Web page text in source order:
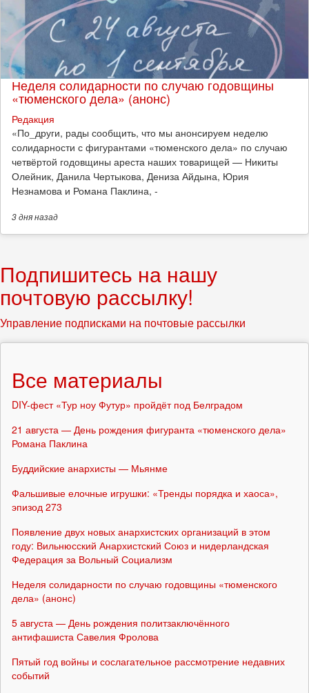
Неделя солидарности по случаю годовщины
«тюменского дела» (анонс)
Редакция
​«По_други, рады сообщить, что мы анонсируем неделю
солидарности с фигурантами «тюменского дела» по случаю
четвёртой годовщины ареста наших товарищей — Никиты
Олейник, Данила Чертыкова, Дениза Айдына, Юрия
Незнамова и Романа Паклина, -
3 дняназад
Подпишитесь на нашу
почтовую рассылку!
Управление подписками на почтовые рассылки
Все материалы
DIY-фест «Тур ноу Футур» пройдёт под Белградом
21 августа — День рождения фигуранта «тюменского дела»
Романа Паклина
Буддийские анархисты — Мьянме
Фальшивые елочные игрушки: «Тренды порядка и хаоса»,
эпизод 273
Появление двух новых анархистских организаций в этом
году: Вильнюсский Анархистский Союз и нидерландская
Федерация за Вольный Социализм
Неделя солидарности по случаю годовщины «тюменского
дела» (анонс)
5 августа — День рождения политзаключённого
антифашиста Савелия Фролова
Пятый год войны и сослагательное рассмотрение недавних
событий